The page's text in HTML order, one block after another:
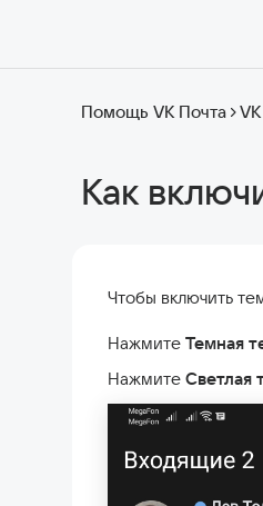
Помощь VK Почта
Как
Чтобы включить
Нажмите Темная
Нажмите Светлая